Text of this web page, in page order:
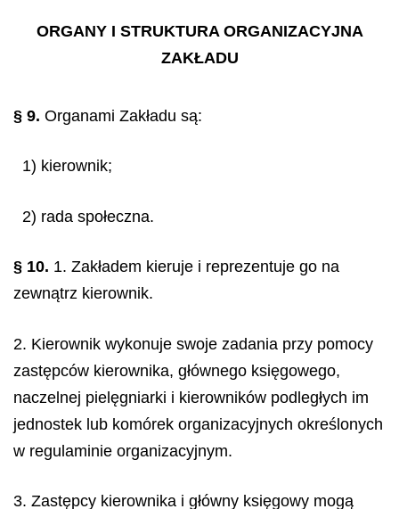
ORGANY I STRUKTURA ORGANIZACYJNA
ZAKŁADU
§ 9. Organami Zakładu są:
1) kierownik;
2) rada społeczna.
§ 10. 1. Zakładem kieruje i reprezentuje go na
zewnątrz kierownik.
2. Kierownik wykonuje swoje zadania przy pomocy
zastępców kierownika, głównego księgowego,
naczelnej pielęgniarki i kierowników podległych im
jednostek lub komórek organizacyjnych określonych
w regulaminie organizacyjnym.
3. Zastępcy kierownika i główny księgowy mogą